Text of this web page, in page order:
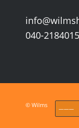
040-2184015
© Wilms